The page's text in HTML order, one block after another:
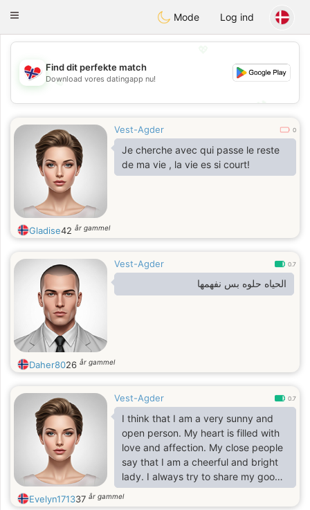
EkteNordmenn
Toggle
Mode Log ind
💖
💕
Find dit perfekte match
Download vores datingapp nu!
Vest-Agder 0
Je cherche avec qui passe le reste
de ma vie , la vie es si court!
Gladise42 år gammel
Vest-Agder 0.7
الحياه حلوه بس نفهمها
Daher8026 år gammel
Vest-Agder 0.7
I think that I am a very sunny and
open person. My heart is filled with
love and affection. My close people
say that I am a cheerful and bright
lady. I always try to share my good
mood with other people. I
appreciate sincere people and I love
Evelyn171337 år gammel